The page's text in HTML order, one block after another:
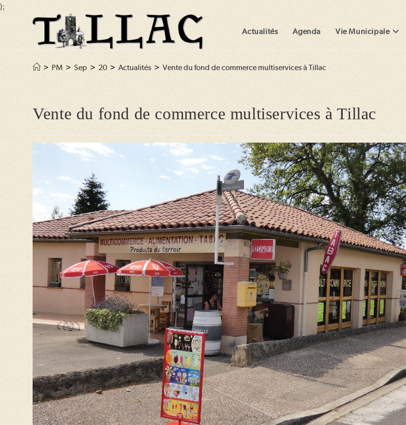
);
Actualités Agenda Vie Municipale
> PM > Sep > 20 > Actualités > Vente du fond de commerce multiservices à Tillac
Vente du fond de commerce multiservices à Tillac